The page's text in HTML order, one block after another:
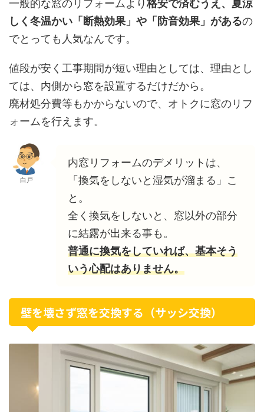
一般的な窓のリフォームより格安で済むうえ、夏涼
しく冬温かい「断熱効果」や「防音効果」があるの
でとっても人気なんです。
値段が安く工事期間が短い理由としては、理由とし
ては、内側から窓を設置するだけだから。
廃材処分費等もかからないので、オトクに窓のリフ
ォームを行えます。
白戸
内窓リフォームのデメリットは、
「換気をしないと湿気が溜まる」こ
と。
全く換気をしないと、窓以外の部分
に結露が出来る事も。
普通に換気をしていれば、基本そう
いう心配はありません。
壁を壊さず窓を交換する（サッシ交換）